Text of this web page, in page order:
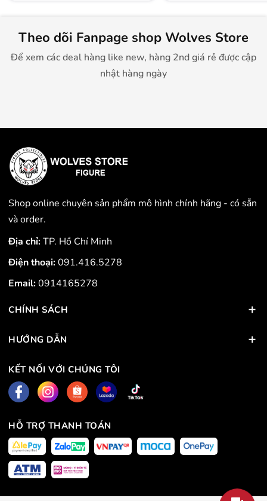
Theo dõi Fanpage shop Wolves Store
Để xem các deal hàng like new, hàng 2nd giá rẻ được cập
nhật hàng ngày
Shop online chuyên sản phẩm mô hình chính hãng - có sẵn
và order.
Địa chỉ:TP. Hồ Chí Minh
Điện thoại:091.416.5278
Email:0914165278
CHÍNH SÁCH
HƯỚNG DẪN
KẾT NỐI VỚI CHÚNG TÔI
HỖ TRỢ THANH TOÁN